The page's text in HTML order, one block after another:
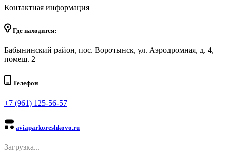
Контактная информация
Где находится:
Бабынинский район, пос. Воротынск, ул. Аэродромная, д. 4,
помещ. 2
Телефон
+7 (961) 125-56-57
aviaparkoreshkovo.ru
Загрузка...